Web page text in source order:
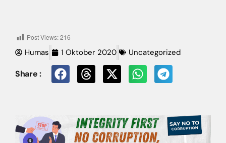
Post Views:216
Humas 1 Oktober 2020 Uncategorized
Share :